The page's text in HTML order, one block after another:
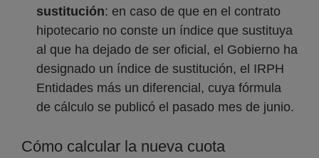
sustitución: en caso de que en el contrato
hipotecario no conste un índice que sustituya
al que ha dejado de ser oficial, el Gobierno ha
designado un índice de sustitución, el IRPH
Entidades más un diferencial, cuya fórmula
de cálculo se publicó el pasado mes de junio.
Cómo calcular la nueva cuota